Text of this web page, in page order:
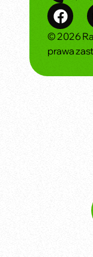
© 2026
prawa